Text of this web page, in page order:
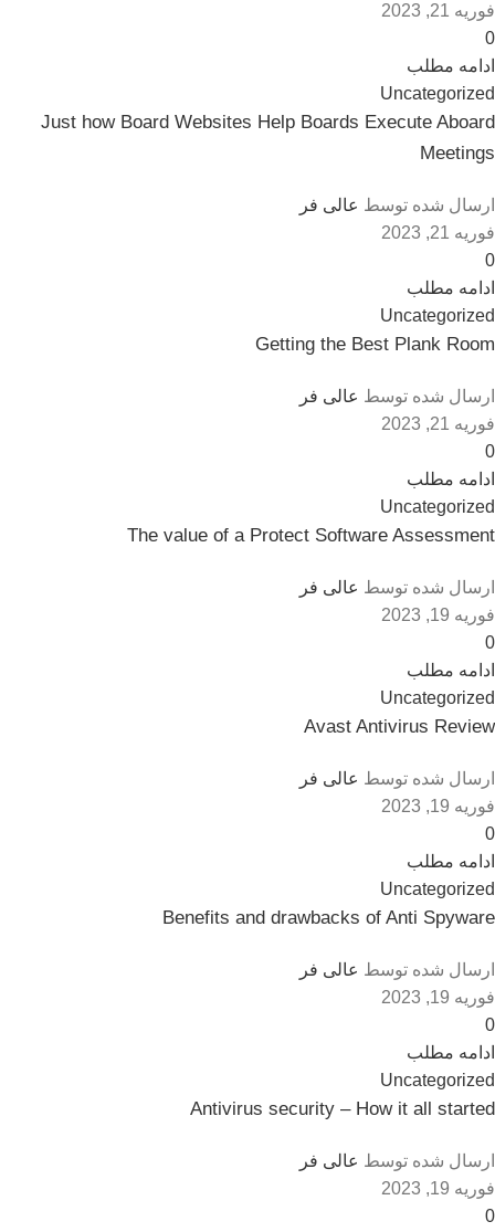
فوریه 21, 2023
0
ادامه مطلب
Uncategorized
Just how Board Websites Help Boards Execute Aboard
Meetings
ارسال شده توسط عالی فر
فوریه 21, 2023
0
ادامه مطلب
Uncategorized
Getting the Best Plank Room
ارسال شده توسط عالی فر
فوریه 21, 2023
0
ادامه مطلب
Uncategorized
The value of a Protect Software Assessment
ارسال شده توسط عالی فر
فوریه 19, 2023
0
ادامه مطلب
Uncategorized
Avast Antivirus Review
ارسال شده توسط عالی فر
فوریه 19, 2023
0
ادامه مطلب
Uncategorized
Benefits and drawbacks of Anti Spyware
ارسال شده توسط عالی فر
فوریه 19, 2023
0
ادامه مطلب
Uncategorized
Antivirus security – How it all started
ارسال شده توسط عالی فر
فوریه 19, 2023
0